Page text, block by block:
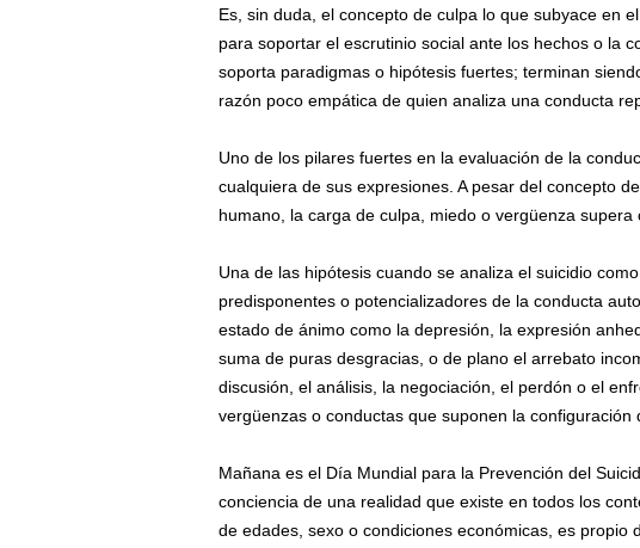
Es, sin duda, el concepto de culpa lo que subyace en
para soportar el escrutinio social ante los hechos o la
soporta paradigmas o hipótesis fuertes; terminan
razón poco empática de quien analiza una conducta
Uno de los pilares fuertes en la evaluación de la
cualquiera de sus expresiones. A pesar del concepto
humano, la carga de culpa, miedo o vergüenza supera
Una de las hipótesis cuando se analiza el suicidio
predisponentes o potencializadores de la conducta
estado de ánimo como la depresión, la expresión
suma de puras desgracias, o de plano el arrebato
discusión, el análisis, la negociación, el perdón o el
vergüenzas o conductas que suponen la configuración
Mañana es el Día Mundial para la Prevención del
conciencia de una realidad que existe en todos los
de edades, sexo o condiciones económicas, es